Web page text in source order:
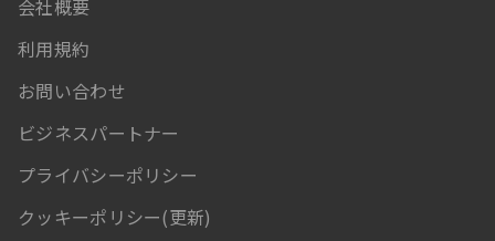
会社概要
利用規約
お問い合わせ
ビジネスパートナー
プライバシーポリシー
クッキーポリシー(更新)